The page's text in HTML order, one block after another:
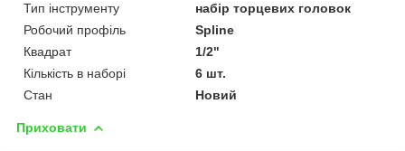
Тип інструменту
набір торцевих головок
Робочий профіль
Spline
Квадрат
1/2"
Кількість в наборі
6 шт.
Стан
Новий
Приховати